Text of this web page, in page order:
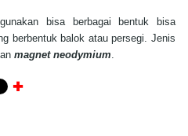
bisa berbagai bentuk bisa
berbentuk balok atau persegi. Jenis
magnet neodymium
✚